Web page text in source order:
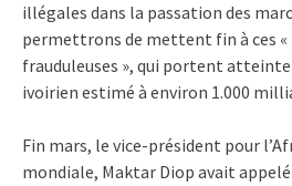
illégales dans la passation des
permettrons de mettent fin à ces
frauduleuses », qui portent
ivoirien estimé à environ 1.000
Fin mars, le vice-président pour
mondiale, Maktar Diop avait